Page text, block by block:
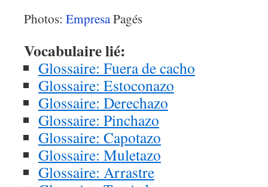
Photos: EmpresaPagés
Vocabulaire lié:
Glossaire: Fuera de cacho
Glossaire: Estoconazo
Glossaire: Derechazo
Glossaire: Pinchazo
Glossaire: Capotazo
Glossaire: Muletazo
Glossaire: Arrastre